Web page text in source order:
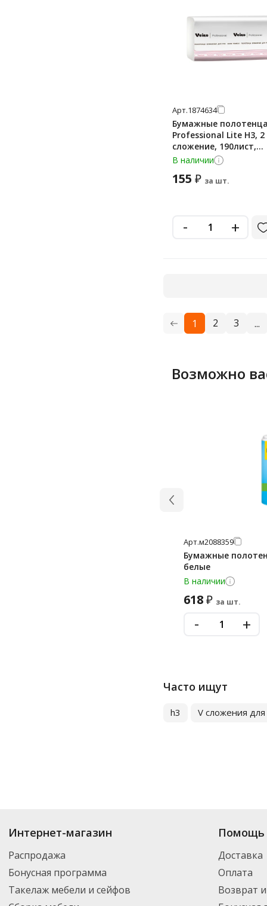
Арт.1874634
Бумажные
Professional Lite H3, 2
сложение, 190лист,
белые,V32-200
В наличии
155 ₽ за шт.
- +
1 2 3 ...
Возможно
Арт.м2088359
Бумажные
белые
В наличии
618₽ за шт.
- +
Часто ищут
h3 V сложения
Купить
. В
новинки. Вы можете выбрать нужный товар и добавить его в корзину
России – партнерской транспортной компанией DPD. Для постоянных
Интернет-магазин
Распродажа
Бонусная программа
Такелаж мебели и сейфов
Помощь
Доставка
Оплата
Возврат